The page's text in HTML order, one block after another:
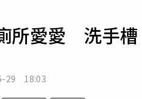
專欄
所愛愛 洗手
29 18:03